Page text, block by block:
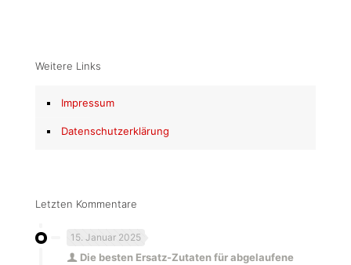
Weitere Links
Impressum
Datenschutzerklärung
Letzten Kommentare
15. Januar 2025
Die besten Ersatz-Zutaten für abgelaufene